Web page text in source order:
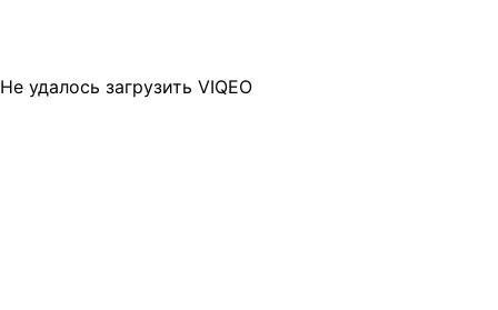
Не удалось загрузить VIQEO